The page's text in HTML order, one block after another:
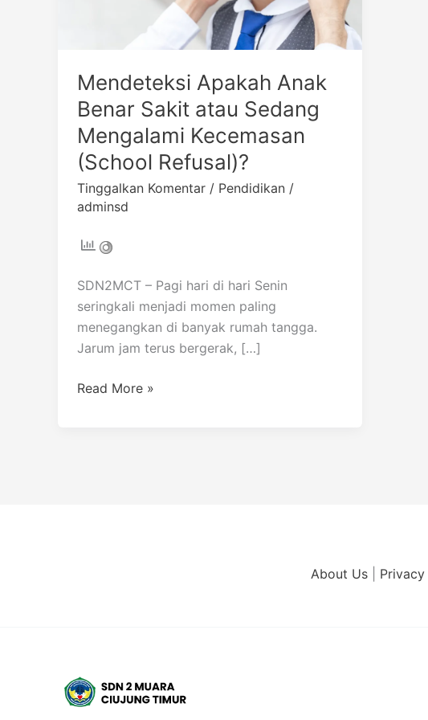
Mendeteksi Apakah Anak
Benar Sakit atau Sedang
Mengalami Kecemasan
(School Refusal)?
Tinggalkan Komentar / Pendidikan /
adminsd
SDN2MCT – Pagi hari di hari Senin
seringkali menjadi momen paling
menegangkan di banyak rumah tangga.
Jarum jam terus bergerak, […]
Refusal)?
Read More »
About Us|